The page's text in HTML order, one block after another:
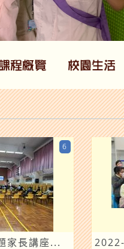
家長講座...
6